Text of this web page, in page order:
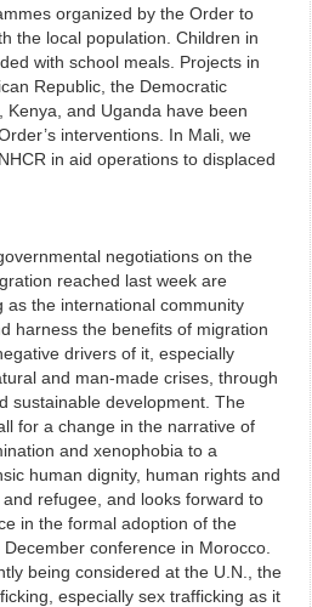
organized by the Order to
the local population. Children in
with school meals. Projects in
Republic, the Democratic
Kenya, and Uganda have been
interventions. In Mali, we
in aid operations to displaced
negotiations on the
reached last week are
as the international community
harness the benefits of migration
drivers of it, especially
and man-made crises, through
sustainable development. The
for a change in the narrative of
and xenophobia to a
human dignity, human rights and
refugee, and looks forward to
in the formal adoption of the
conference in Morocco.
being considered at the U.N., the
especially sex trafficking as it